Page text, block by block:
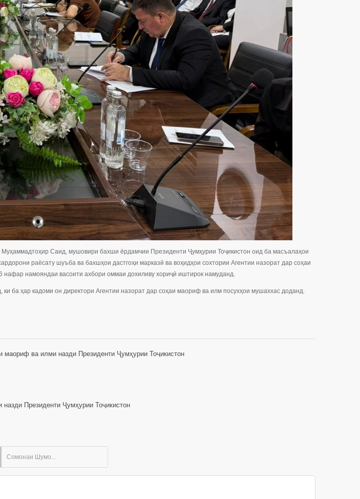
Саид, мушовири бахши ёрдамчии Президенти Ҷумҳурии Тоҷикистон оид ба масъалаҳои
раёсату шуъба ва бахшҳои дастгоҳи марказӣ ва воҳидҳои сохтории Агентии назорат дар соҳаи
намояндаи васоити ахбори оммаи дохиливу хориҷӣ иштирок намуданд.
ба ҳар кадоми он директори Агентии назорат дар соҳаи маориф ва илм посухҳои мушаххас доданд.
маориф ва илми назди Президенти Ҷумҳурии Тоҷикистон
Президенти Ҷумҳурии Тоҷикистон